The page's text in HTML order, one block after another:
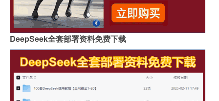
DeepSeek全套部署资料免费下载